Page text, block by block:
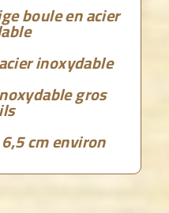
boule en acier
inoxydable
gros
cm environ